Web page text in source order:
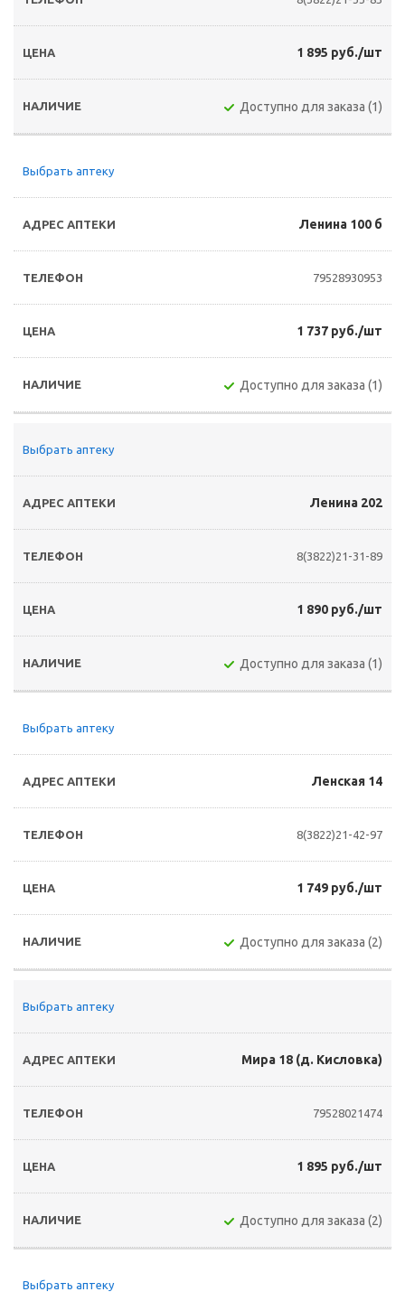
1 895 руб./шт
Доступно для заказа (1)
Выбрать аптеку
Ленина 100 б
79528930953
1 737 руб./шт
Доступно для заказа (1)
Выбрать аптеку
Ленина 202
8(3822)21-31-89
1 890 руб./шт
Доступно для заказа (1)
Выбрать аптеку
Ленская 14
8(3822)21-42-97
1 749 руб./шт
Доступно для заказа (2)
Выбрать аптеку
Мира 18 (д. Кисловка)
79528021474
1 895 руб./шт
Доступно для заказа (2)
Выбрать аптеку